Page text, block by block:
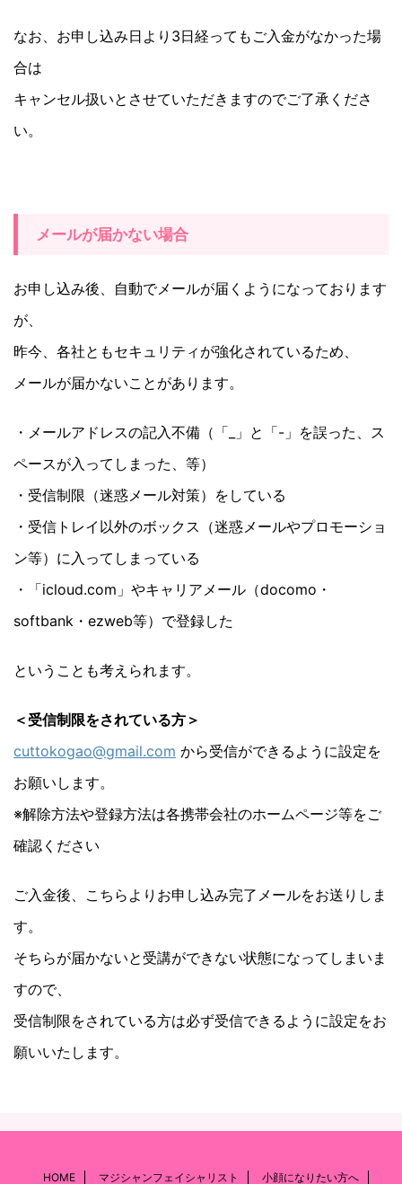
なお、お申し込み日より3日経ってもご入金がなかった場
合は
キャンセル扱いとさせていただきますのでご了承くださ
い。
メールが届かない場合
お申し込み後、自動でメールが届くようになっております
が、
昨今、各社ともセキュリティが強化されているため、
メールが届かないことがあります。
・メールアドレスの記入不備（「_」と「-」を誤った、ス
ペースが入ってしまった、等）
・受信制限（迷惑メール対策）をしている
・受信トレイ以外のボックス（迷惑メールやプロモーショ
ン等）に入ってしまっている
・「icloud.com」やキャリアメール（docomo・
softbank・ezweb等）で登録した
ということも考えられます。
＜受信制限をされている方＞
cuttokogao@gmail.com から受信ができるように設定を
お願いします。
※解除方法や登録方法は各携帯会社のホームページ等をご
確認ください
ご入金後、こちらよりお申し込み完了メールをお送りしま
す。
そちらが届かないと受講ができない状態になってしまいま
すので、
受信制限をされている方は必ず受信できるように設定をお
願いいたします。
HOME マジシャンフェイシャリスト 小顔になりたい方へ